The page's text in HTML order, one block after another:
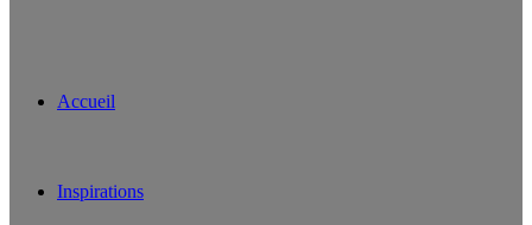
Accueil
Inspirations